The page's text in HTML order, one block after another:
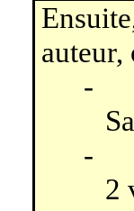
auteur,
-
-
2